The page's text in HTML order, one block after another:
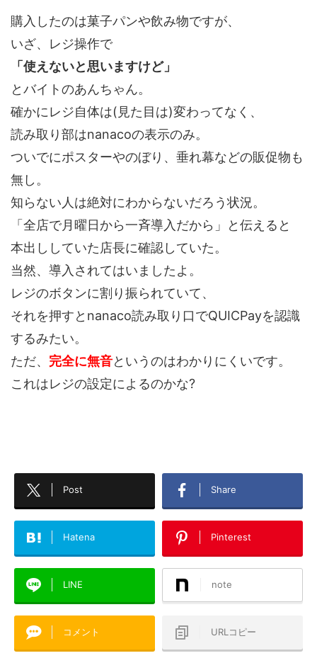
購入したのは菓子パンや飲み物ですが、
いざ、レジ操作で
「使えないと思いますけど」
とバイトのあんちゃん。
確かにレジ自体は(見た目は)変わってなく、
読み取り部はnanacoの表示のみ。
ついでにポスターやのぼり、垂れ幕などの販促物も
無し。
知らない人は絶対にわからないだろう状況。
「全店で月曜日から一斉導入だから」と伝えると
本出ししていた店長に確認していた。
当然、導入されてはいましたよ。
レジのボタンに割り振られていて、
それを押すとnanaco読み取り口でQUICPayを認識
するみたい。
ただ、 完全に無音というのはわかりにくいです。
これはレジの設定によるのかな?
Post Share
Hatena Pinterest
LINE note
コメント URLコピー